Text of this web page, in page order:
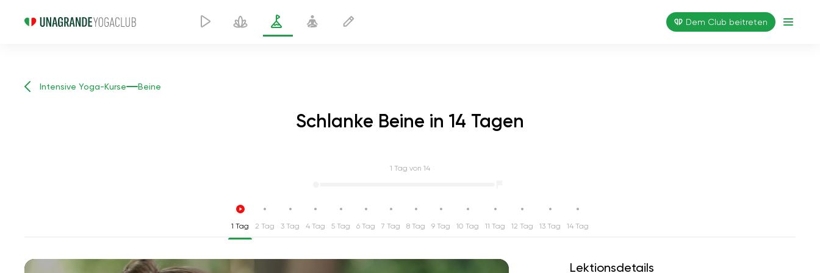
Dem Club beitreten
Intensive Yoga-Kurse Beine
Schlanke Beine in 14 Tagen
1 Tag von 14
1 Tag 2 Tag 3 Tag 4 Tag 5 Tag 6 Tag 7 Tag 8 Tag 9 Tag 10 Tag 11 Tag 12 Tag 13 Tag 14 Tag
Lektionsdetails